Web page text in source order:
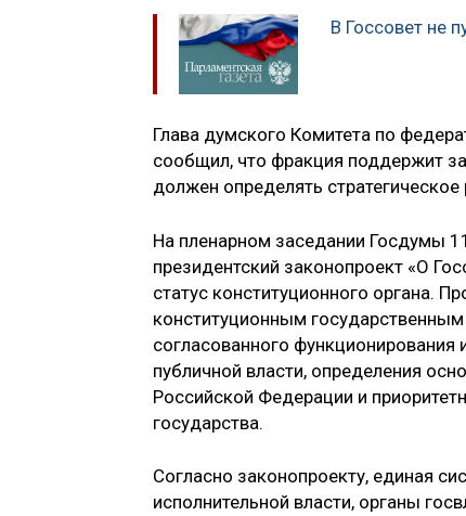
В Госсовет не
Глава думского Комитета по
сообщил, что фракция поддержит
должен определять
На пленарном заседании Госдумы
президентский законопроект «О
статус конституционного органа.
конституционным
согласованного
публичной власти, определения
Российской Федерации и
государства.
Согласно законопроекту, единая
исполнительной власти, органы